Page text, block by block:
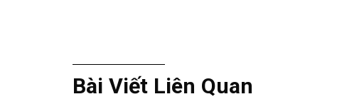
Bài Viết Liên Quan